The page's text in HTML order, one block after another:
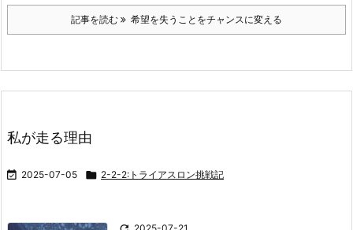
記事を読む 希望を失うことをチャンスに変える
私が走る理由
 2025-07-05  2-2-2:トライアスロン挑戦記